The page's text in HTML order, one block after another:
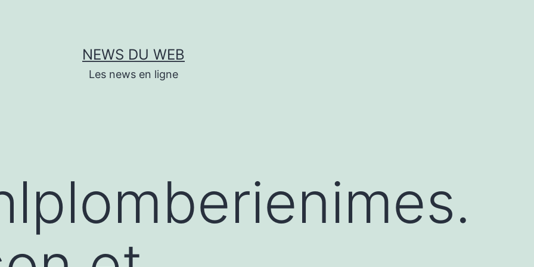
NEWS DU WEB
Les news en ligne